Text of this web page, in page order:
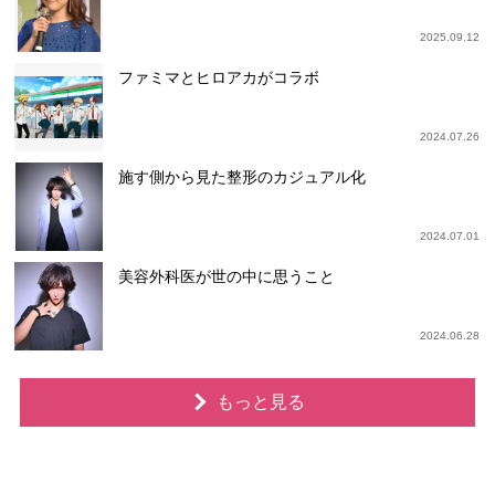
2025.09.12
ファミマとヒロアカがコラボ
2024.07.26
施す側から見た整形のカジュアル化
2024.07.01
美容外科医が世の中に思うこと
2024.06.28
もっと見る